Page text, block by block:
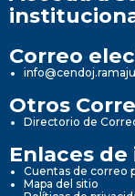
Correo
Otros
Directorio de
Enlaces
Cuentas de correo
Mapa del sitio